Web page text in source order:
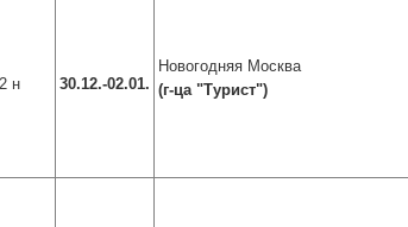
н 30.12.-02.01.
Новогодняя Москва
(г-ца "Турист")